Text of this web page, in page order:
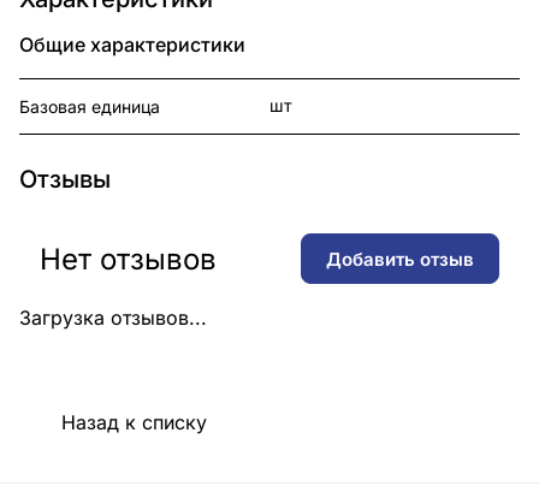
Общие характеристики
Базовая единица шт
Отзывы
Загрузка отзывов...
Нет отзывов Добавить отзыв
Назад к списку